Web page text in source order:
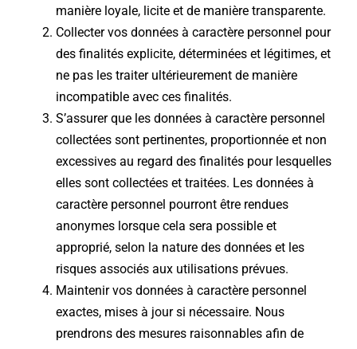
manière loyale, licite et de manière transparente.
Collecter vos données à caractère personnel pour
des finalités explicite, déterminées et légitimes, et
ne pas les traiter ultérieurement de manière
incompatible avec ces finalités.
S’assurer que les données à caractère personnel
collectées sont pertinentes, proportionnée et non
excessives au regard des finalités pour lesquelles
elles sont collectées et traitées. Les données à
caractère personnel pourront être rendues
anonymes lorsque cela sera possible et
approprié, selon la nature des données et les
risques associés aux utilisations prévues.
Maintenir vos données à caractère personnel
exactes, mises à jour si nécessaire. Nous
prendrons des mesures raisonnables afin de